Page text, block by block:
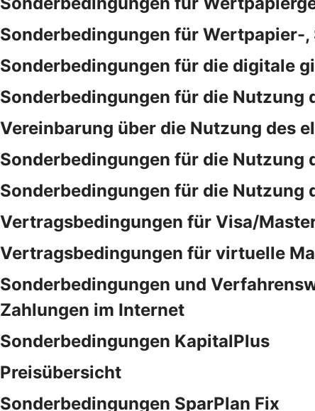
Sonderbedingungen für Wertpapier-
Sonderbedingungen für die digitale
Sonderbedingungen für die Nutzung
Vereinbarung über die Nutzung des
Sonderbedingungen für die Nutzung
Sonderbedingungen für die
Vertragsbedingungen für Visa/
Vertragsbedingungen für virtuelle
Sonderbedingungen und
Zahlungen im Internet
Sonderbedingungen KapitalPlus
Preisübersicht
Sonderbedingungen SparPlan Fix